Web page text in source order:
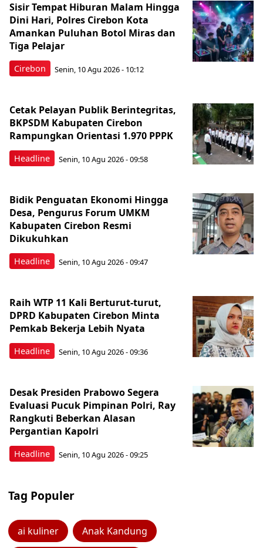
Cirebon
Sisir Tempat Hiburan Malam Hingga
Dini Hari, Polres Cirebon Kota
Amankan Puluhan Botol Miras dan
Tiga Pelajar
Senin, 10 Agu 2026 - 10:12
Headline
Cetak Pelayan Publik Berintegritas,
BKPSDM Kabupaten Cirebon
Rampungkan Orientasi 1.970 PPPK
Senin, 10 Agu 2026 - 09:58
Headline
Bidik Penguatan Ekonomi Hingga
Desa, Pengurus Forum UMKM
Kabupaten Cirebon Resmi
Dikukuhkan
Senin, 10 Agu 2026 - 09:47
Headline
Raih WTP 11 Kali Berturut-turut,
DPRD Kabupaten Cirebon Minta
Pemkab Bekerja Lebih Nyata
Senin, 10 Agu 2026 - 09:36
Headline
Desak Presiden Prabowo Segera
Evaluasi Pucuk Pimpinan Polri, Ray
Rangkuti Beberkan Alasan
Pergantian Kapolri
Senin, 10 Agu 2026 - 09:25
Tag Populer
ai kuliner Anak Kandung